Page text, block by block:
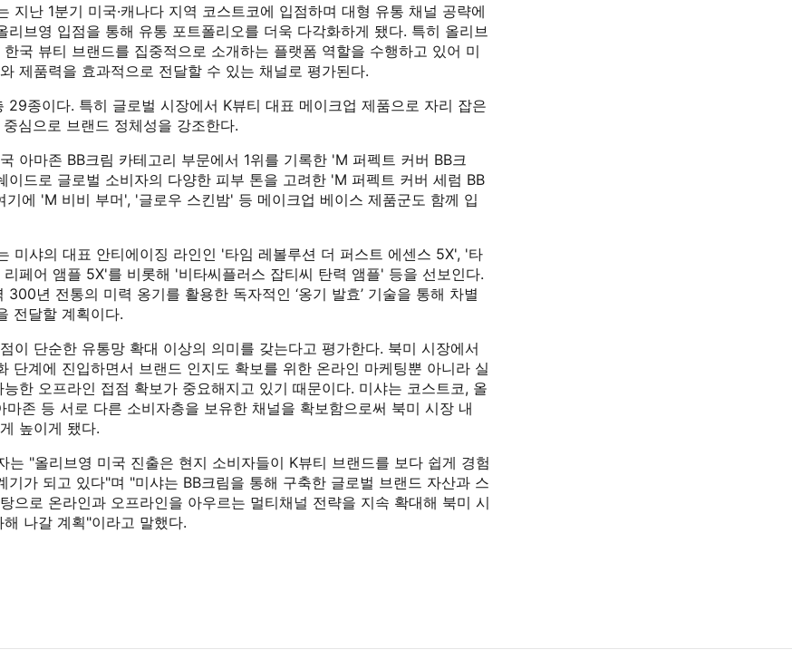
지난 1분기 미국·캐나다 지역 코스트코에 입점하며 대형 유통 채널 공략에
리브영 입점을 통해 유통 포트폴리오를 더욱 다각화하게 됐다. 특히 올리브
국 뷰티 브랜드를 집중적으로 소개하는 플랫폼 역할을 수행하고 있어 미
제품력을 효과적으로 전달할 수 있는 채널로 평가된다.
29종이다. 특히 글로벌 시장에서 K뷰티 대표 메이크업 제품으로 자리 잡은
심으로 브랜드 정체성을 강조한다.
아마존 BB크림 카테고리 부문에서 1위를 기록한 'M 퍼펙트 커버 BB크
이드로 글로벌 소비자의 다양한 피부 톤을 고려한 'M 퍼펙트 커버 세럼 BB
기에 'M 비비 부머', '글로우 스킨밤' 등 메이크업 베이스 제품군도 함께 입
미샤의 대표 안티에이징 라인인 '타임 레볼루션 더 퍼스트 에센스 5X', '타
페어 앰플 5X'를 비롯해 '비타씨플러스 잡티씨 탄력 앰플' 등을 선보인다.
300년 전통의 미력 옹기를 활용한 독자적인 ‘옹기 발효’ 기술을 통해 차별
전달할 계획이다.
이 단순한 유통망 확대 이상의 의미를 갖는다고 평가한다. 북미 시장에서
단계에 진입하면서 브랜드 인지도 확보를 위한 온라인 마케팅뿐 아니라 실
한 오프라인 접점 확보가 중요해지고 있기 때문이다. 미샤는 코스트코, 올
마존 등 서로 다른 소비자층을 보유한 채널을 확보함으로써 북미 시장 내
높이게 됐다.
는 "올리브영 미국 진출은 현지 소비자들이 K뷰티 브랜드를 보다 쉽게 경험
기가 되고 있다"며 "미샤는 BB크림을 통해 구축한 글로벌 브랜드 자산과 스
으로 온라인과 오프라인을 아우르는 멀티채널 전략을 지속 확대해 북미 시
나갈 계획"이라고 말했다.